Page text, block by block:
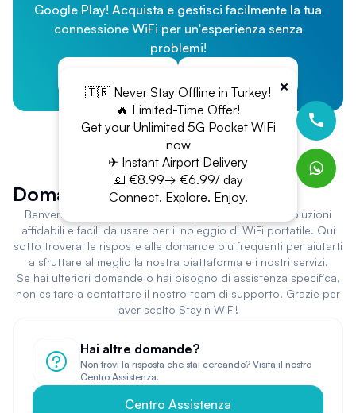
Google Play! Acquista e gestisci facilmente la tua
connessione WiFi per un'esperienza senza
problemi!
Domande Frequenti
Benvenuto in Stayin WiFi! Sei nel posto giusto per soluzioni
affidabili e facili da usare per il noleggio di WiFi portatile. Qui
sotto troverai le risposte alle domande più frequenti per aiutarti
a sfruttare al meglio la nostra piattaforma e i nostri servizi.
Se hai ulteriori domande o hai bisogno di assistenza specifica,
non esitare a contattare il nostro team di supporto. Grazie per
aver scelto Stayin WiFi!
Hai altre domande?
Non trovi la risposta che stai cercando? Visita il nostro
Centro Assistenza.
Centro Assistenza
×
🇹🇷 Never Stay Offline in Turkey!
🔥 Limited-Time Offer!
Get your Unlimited 5G Pocket WiFi
now
✈ Instant Airport Delivery
💶 €8.99→ €6.99/ day
Connect. Explore. Enjoy.